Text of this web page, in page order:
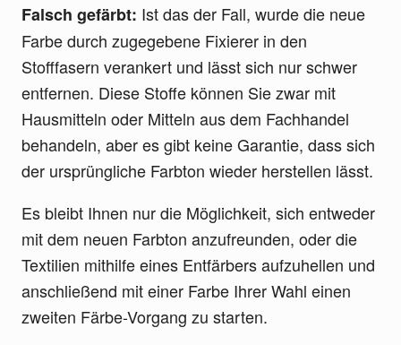
Falsch gefärbt: Ist das der Fall, wurde die neue
Farbe durch zugegebene Fixierer in den
Stofffasern verankert und lässt sich nur schwer
entfernen. Diese Stoffe können Sie zwar mit
Hausmitteln oder Mitteln aus dem Fachhandel
behandeln, aber es gibt keine Garantie, dass sich
der ursprüngliche Farbton wieder herstellen lässt.
Es bleibt Ihnen nur die Möglichkeit, sich entweder
mit dem neuen Farbton anzufreunden, oder die
Textilien mithilfe eines Entfärbers aufzuhellen und
anschließend mit einer Farbe Ihrer Wahl einen
zweiten Färbe-Vorgang zu starten.